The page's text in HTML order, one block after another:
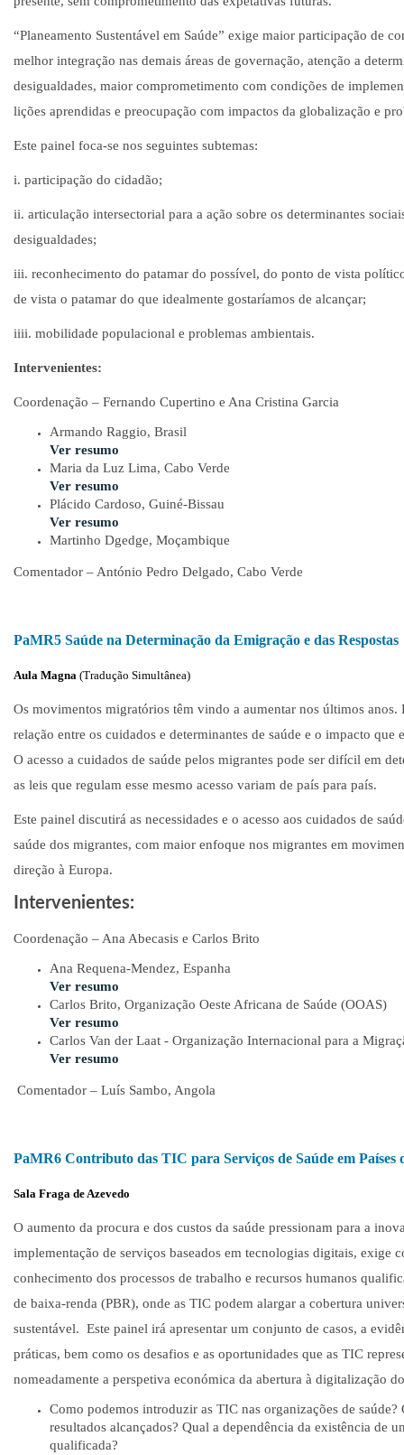
“Planeamento Sustentável em Saúde” exige maior participação de
melhor integração nas demais áreas de governação, atenção a
desigualdades, maior comprometimento com condições de
lições aprendidas e preocupação com impactos da globalização e
Este painel foca-se nos seguintes subtemas:
i. participação do cidadão;
ii. articulação intersectorial para a ação sobre os determinantes
desigualdades;
iii. reconhecimento do patamar do possível, do ponto de vista
de vista o patamar do que idealmente gostaríamos de alcançar;
iiii. mobilidade populacional e problemas ambientais.
Intervenientes:
Coordenação – Fernando Cupertino e Ana Cristina Garcia
Armando Raggio, Brasil
Ver resumo
Maria da Luz Lima, Cabo Verde
Ver resumo
Plácido Cardoso, Guiné-Bissau
Ver resumo
Martinho Dgedge, Moçambique
Comentador – António Pedro Delgado, Cabo Verde
PaMR5 Saúde na Determinação da Emigração e das Respostas
Aula Magna (Tradução Simultânea)
Os movimentos migratórios têm vindo a aumentar nos últimos anos.
relação entre os cuidados e determinantes de saúde e o impacto que
O acesso a cuidados de saúde pelos migrantes pode ser difícil em
as leis que regulam esse mesmo acesso variam de país para país.
Este painel discutirá as necessidades e o acesso aos cuidados de
saúde dos migrantes, com maior enfoque nos migrantes em
direção à Europa.
Intervenientes:
Coordenação – Ana Abecasis e Carlos Brito
Ana Requena-Mendez, Espanha
Ver resumo
Carlos Brito, Organização Oeste Africana de Saúde (OOAS)
Ver resumo
Carlos Van der Laat - Organização Internacional para a
Ver resumo
Comentador – Luís Sambo, Angola
PaMR6 Contributo das TIC para Serviços de Saúde em Países
Sala Fraga de Azevedo
O aumento da procura e dos custos da saúde pressionam para a
implementação de serviços baseados em tecnologias digitais, exige
conhecimento dos processos de trabalho e recursos humanos
de baixa-renda (PBR), onde as TIC podem alargar a cobertura
sustentável. Este painel irá apresentar um conjunto de casos, a
práticas, bem como os desafios e as oportunidades que as TIC
nomeadamente a perspetiva económica da abertura à digitalização
Como podemos introduzir as TIC nas organizações de saúde?
resultados alcançados? Qual a dependência da existência de
qualificada?